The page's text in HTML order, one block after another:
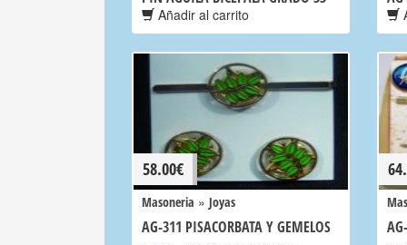
Añadir al carrito
58.00€
Masoneria » Joyas
AG-311 PISACORBATA Y GEMELOS